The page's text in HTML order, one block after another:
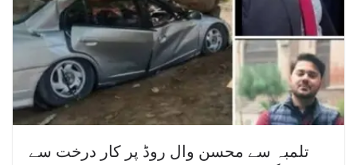
تلمبہ سے محسن وال روڈ پر کار درخت سے